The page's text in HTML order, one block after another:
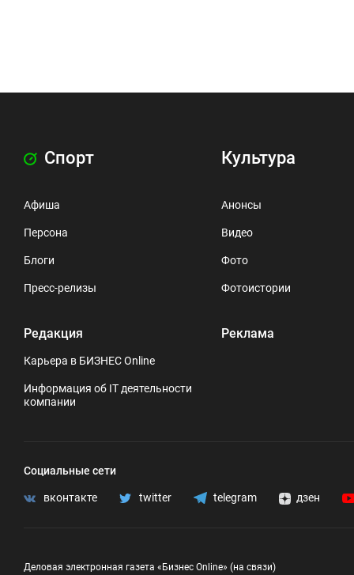
Спорт
Афиша
Персона
Блоги
Пресс-релизы
Редакция
Карьера в БИЗНЕС Online
Информация об IT деятельности
компании
Культура
Анонсы
Видео
Фото
Фотоистории
Реклама
Социальные сети
вконтакте twitter telegram дзен
Деловая электронная газета «Бизнес Online» (на связи)